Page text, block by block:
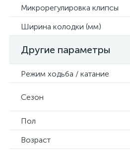
Микрорегулировка клипсы
Ширина колодки (мм)
Другие параметры
Режим ходьба / катание
Сезон
Пол
Возраст